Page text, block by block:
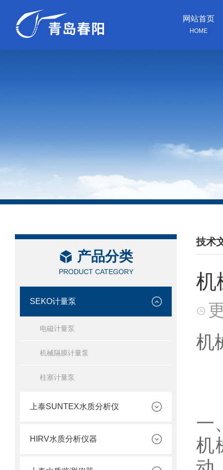
网站首页
HOME
产品分类
PRODUCT CATEGORY
SEKO计量泵
电磁计量泵
机械隔膜计量泵
柱塞计量泵
上泰SUNTEX水质分析仪
HIRV水质分析仪器
技术
/
机
机
一
机